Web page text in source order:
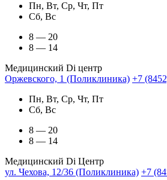
Пн, Вт, Ср, Чт, Пт
Сб, Вс
8 — 20
8 — 14
Медицинский Di центр
Оржевского, 1 (Поликлиника) +7
Пн, Вт, Ср, Чт, Пт
Сб, Вс
8 — 20
8 — 14
Медицинский Di Центр
ул. Чехова, 12/36 (Поликлиника) +7